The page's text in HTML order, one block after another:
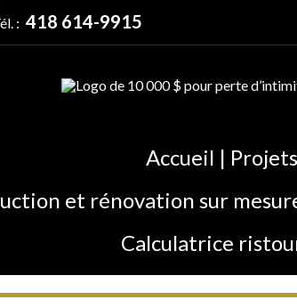
418 614-9915
Accueil |
et rénovation sur
Calculatrice